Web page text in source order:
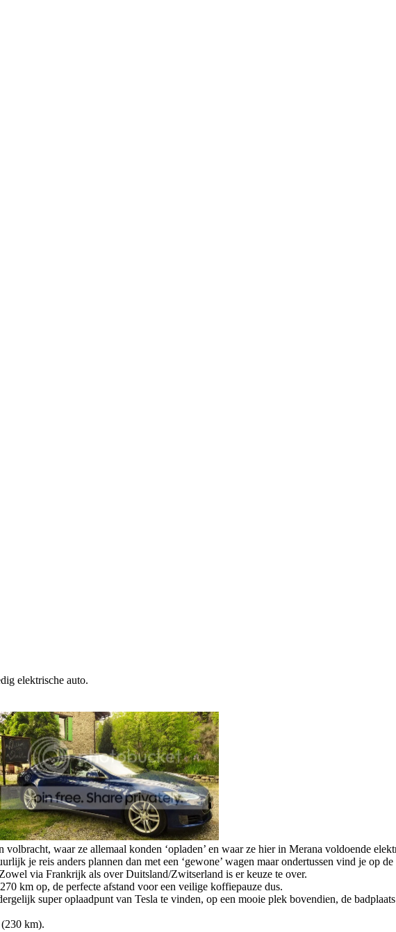
elektrische auto.
waar ze allemaal konden ‘opladen’ en waar ze hier in Merana voldoende
je reis anders plannen dan met een ‘gewone’ wagen maar ondertussen vind je op
via Frankrijk als over Duitsland/Zwitserland is er keuze te over.
km op, de perfecte afstand voor een veilige koffiepauze dus.
super oplaadpunt van Tesla te vinden, op een mooie plek bovendien, de
km).